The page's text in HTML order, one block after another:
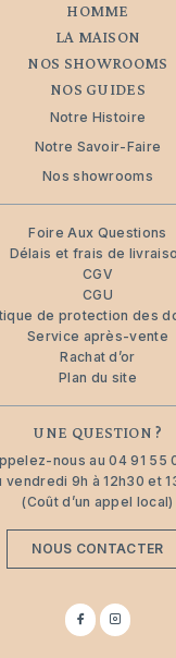
HOMME
LA MAISON
NOS SHOWROOMS
NOS GUIDES
Notre Histoire
Notre Savoir-Faire
Nos showrooms
Foire Aux Questions
Délais et frais de
CGV
CGU
de protection des
Service après-vente
Rachat d’or
Plan du site
UNE QUESTION ?
nous au04 91 55
vendredi 9h à 12h30 et
(Coût d’un appel local)
NOUS CONTACTER
Suivez-
nous
Suivez-
nous